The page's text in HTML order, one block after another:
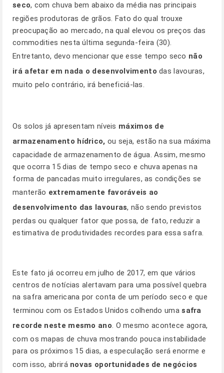
seco, com chuva bem abaixo da média nas principais
regiões produtoras de grãos. Fato do qual trouxe
preocupação ao mercado, na qual elevou os preços das
commodities nesta última segunda-feira (30).
Entretanto, devo mencionar que esse tempo seco não
irá afetar em nada o desenvolvimento das lavouras,
muito pelo contrário, irá beneficiá-las.
Os solos já apresentam níveis máximos de
armazenamento hídrico, ou seja, estão na sua máxima
capacidade de armazenamento de água. Assim, mesmo
que ocorra 15 dias de tempo seco e chuva apenas na
forma de pancadas muito irregulares, as condições se
manterão extremamente favoráveis ao
desenvolvimento das lavouras, não sendo previstos
perdas ou qualquer fator que possa, de fato, reduzir a
estimativa de produtividades recordes para essa safra.
Este fato já ocorreu em julho de 2017, em que vários
centros de notícias alertavam para uma possível quebra
na safra americana por conta de um período seco e que
terminou com os Estados Unidos colhendo umasafra
recorde neste mesmo ano. O mesmo acontece agora,
com os mapas de chuva mostrando pouca instabilidade
para os próximos 15 dias, a especulação será enorme e
com isso, abrirá novas oportunidades de negócios